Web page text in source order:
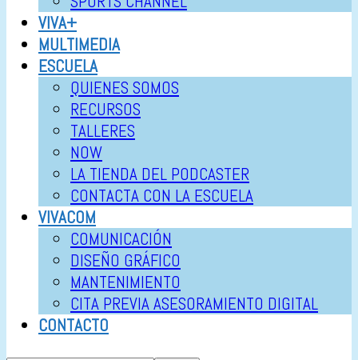
VIVA+
MULTIMEDIA
ESCUELA
QUIENES SOMOS
RECURSOS
TALLERES
NOW
LA TIENDA DEL PODCASTER
CONTACTA CON LA ESCUELA
VIVACOM
COMUNICACIÓN
DISEÑO GRÁFICO
MANTENIMIENTO
CITA PREVIA ASESORAMIENTO DIGITAL
CONTACTO